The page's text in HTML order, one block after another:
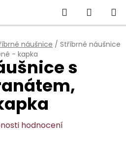
Hledat
KOŠÍK
náušnice / Stříbrné náušnice
- kapka
s
hodnocení